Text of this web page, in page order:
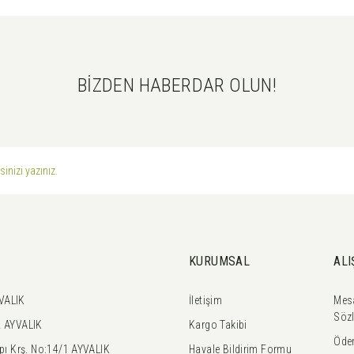
BİZDEN HABERDAR OLUN!
Krş. No:14/1 AYVALIK
KURUMSAL
İletişim
Kargo Takibi
Havale Bildirim Formu